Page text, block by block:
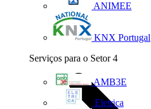
ANIMEE
KNX Portugal
Serviços para o Setor 4
AMB3E
Eletrica